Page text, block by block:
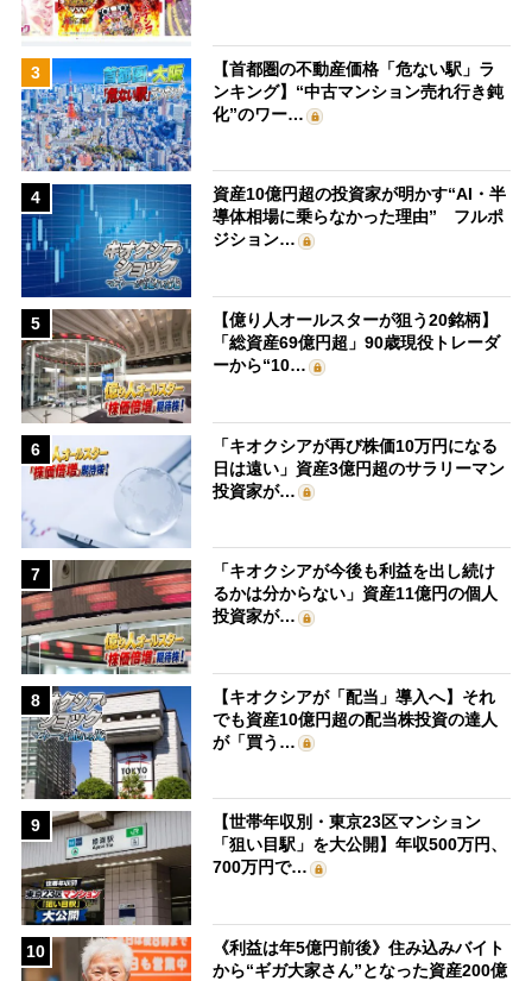
3
【首都圏の不動産価格「危ない駅」ラ
ンキング】“中古マンション売れ行き鈍
化”のワー…
4
資産10億円超の投資家が明かす“AI・半
導体相場に乗らなかった理由” フルポ
ジション…
5
【億り人オールスターが狙う20銘柄】
「総資産69億円超」90歳現役トレーダ
ーから“10…
6
「キオクシアが再び株価10万円になる
日は遠い」資産3億円超のサラリーマン
投資家が…
7
「キオクシアが今後も利益を出し続け
るかは分からない」資産11億円の個人
投資家が…
8
【キオクシアが「配当」導入へ】それ
でも資産10億円超の配当株投資の達人
が「買う…
9
【世帯年収別・東京23区マンション
「狙い目駅」を大公開】年収500万円、
700万円で…
10
《利益は年5億円前後》住み込みバイト
から“ギガ大家さん”となった資産200億